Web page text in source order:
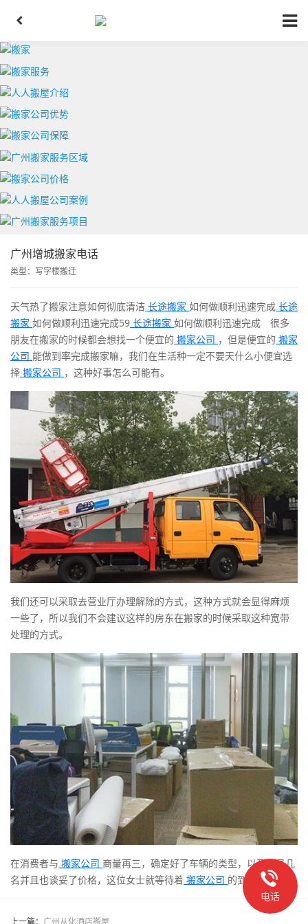
广州增城搬家电话
类型： 写字楼搬迁
天气热了搬家注意如何彻底清洁 长途搬家 如何做顺利迅速完成 长途
搬家 如何做顺利迅速完成59 长途搬家 如何做顺利迅速完成 很多
朋友在搬家的时候都会想找一个便宜的 搬家公司 ，但是便宜的 搬家
公司 能做到率完成搬家嘛，我们在生活种一定不要天什么小便宜选
择 搬家公司 ，这种好事怎么可能有。
我们还可以采取去营业厅办理解除的方式，这种方式就会显得麻烦
一些了，所以我们不会建议这样的房东在搬家的时候采取这种宽带
处理的方式。
在消费者与 搬家公司 商量再三，确定好了车辆的类型，以及人员几
名并且也谈妥了价格，这位女士就等待着 搬家公司 的到来。
上一篇： 广州从化酒店搬屋
电话